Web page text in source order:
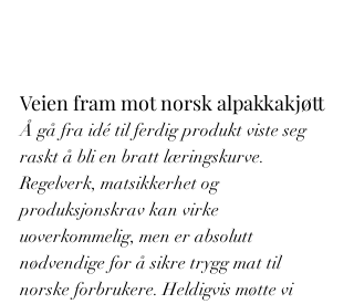
Veien fram mot norsk alpakkakjøtt
Å gå fra idé til ferdig produkt viste seg
raskt å bli en bratt læringskurve.
Regelverk, matsikkerhet og
produksjonskrav kan virke
uoverkommelig, men er absolutt
nødvendige for å sikre trygg mat til
norske forbrukere. Heldigvis møtte vi